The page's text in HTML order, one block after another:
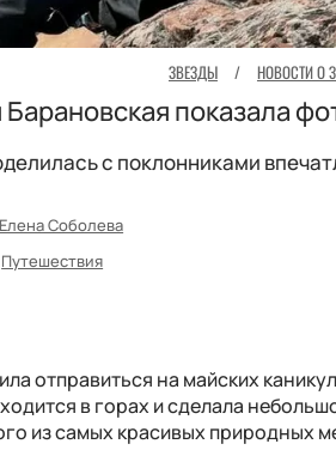
ЗВЕЗДЫ / НОВОСТИ О
показала
с поклонниками
Елена Соболева
Путешествия
отправиться на майских
в горах и сделала
из самых красивых природных